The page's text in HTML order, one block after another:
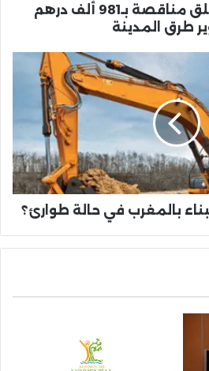
جماعة الناظور تطلق مناقصة بـ981 ألف درهم
طرق المدينة
بالمغرب في حالة طوارئ؟